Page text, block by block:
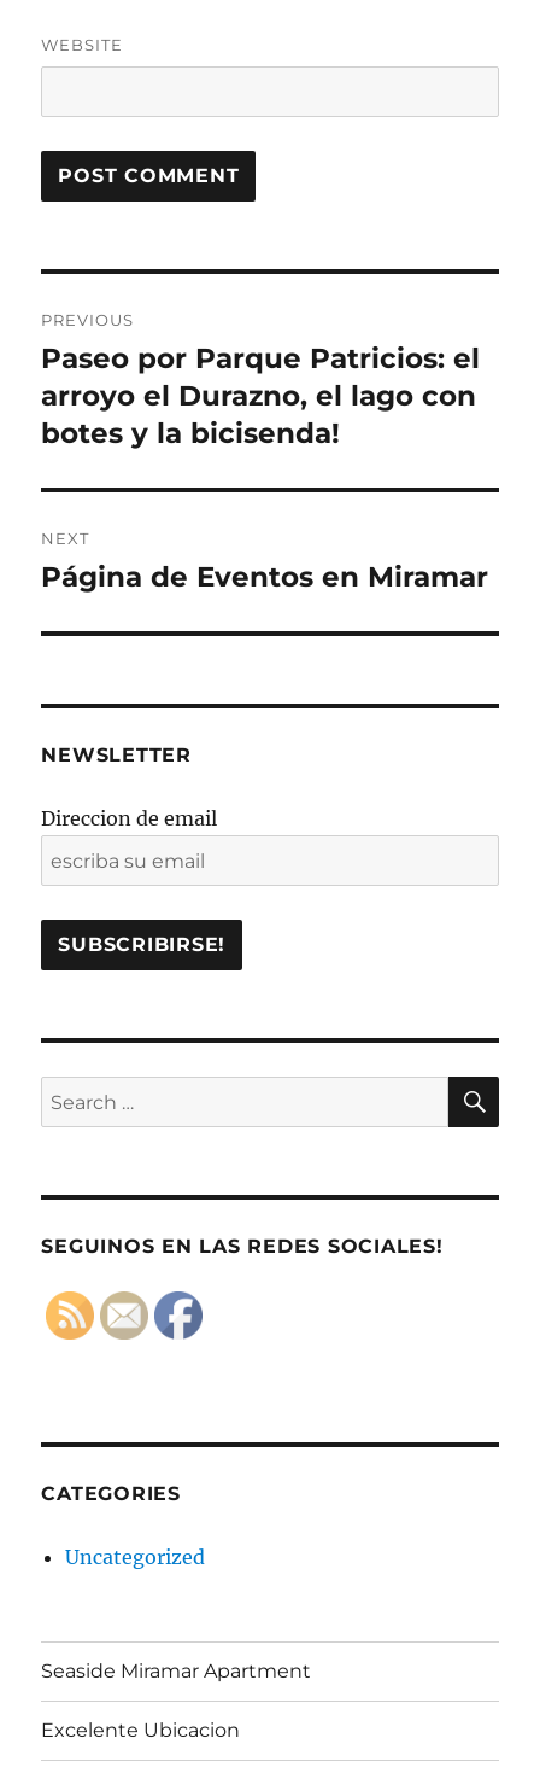
WEBSITE
navigation
PREVIOUS
Previous
post:
Paseo por Parque Patricios: el
arroyo el Durazno, el lago con
botes y la bicisenda!
NEXT
Next
Página de Eventos en Miramar
NEWSLETTER
Direccion de email
Search
for:
SEGUINOS EN LAS REDES SOCIALES!
CATEGORIES
Uncategorized
Seaside Miramar Apartment
Excelente Ubicacion